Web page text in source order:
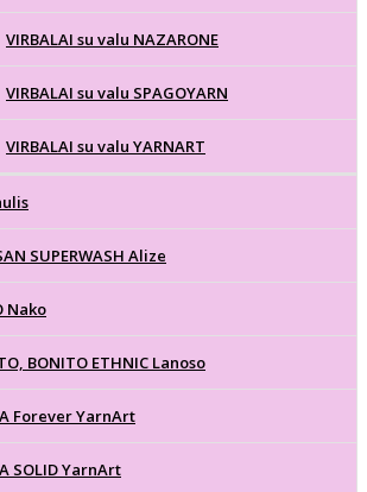
VIRBALAI su valu NAZARONE
VIRBALAI su valu SPAGOYARN
VIRBALAI su valu YARNART
SUPERWASH Alize
Nako
BONITO ETHNIC Lanoso
Forever YarnArt
SOLID YarnArt